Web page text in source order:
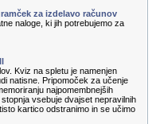
za izdelavo računov
naloge, ki jih potrebujemo za
Kviz na spletu je namenjen
natisne. Pripomoček za učenje
najpomembnejših
vsebuje dvajset nepravilnih
kartico odstranimo in se učimo